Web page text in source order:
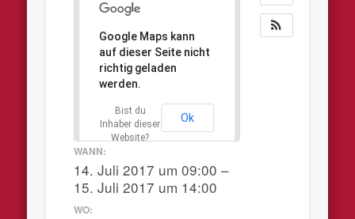
Google Maps kann
auf dieser Seite nicht
richtig geladen
werden.
Bist du
Inhaber dieser
Website?
Ok
WANN:
14. Juli 2017 um 09:00 –
15. Juli 2017 um 14:00
WO: